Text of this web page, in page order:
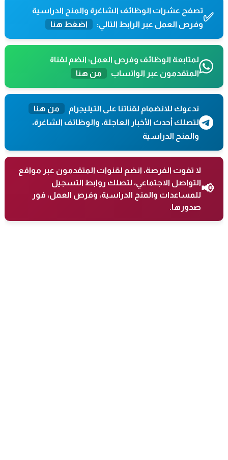
✅تصفح عشرات الوظائف الشاغرة والمنح الدراسية
وفرص العمل عبر الرابط التالي:
اضغط هنا
لمتابعة الوظائف وفرص العمل؛ انضم لقناة
المتقدمون عبر الواتساب
من هنا
ندعوك للانضمام لقناتنا على التيليجرام
من هنا
لتصلك أحدث الأخبار العاجلة، والوظائف الشاغرة،
والمنح الدراسية
📢
لا تفوت الفرصة، انضم لقنوات المتقدمون عبر مواقع
التواصل الاجتماعي، لتصلك روابط التسجيل
للمساعدات والمنح الدراسية، وفرص العمل، فور
صدورها.